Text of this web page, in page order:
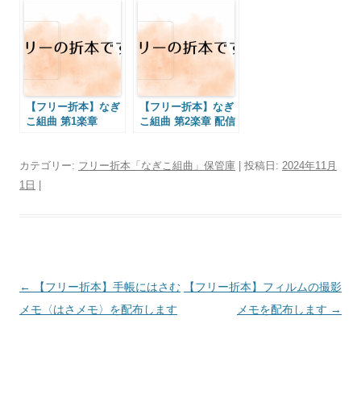
【フリー折本】なぎ
こ組曲 第1楽章
【フリー折本】なぎ
こ組曲 第2楽章 配信
カテゴリー: フリー折本「なぎこ組曲」保管庫 | 投稿日: 2024年11月
1日 |
投
稿
←
【フリー折本】手帳にはさむ
メモ〈はさメモ〉を配布します
【フリー折本】フィルムの撮影
メモを配布します →